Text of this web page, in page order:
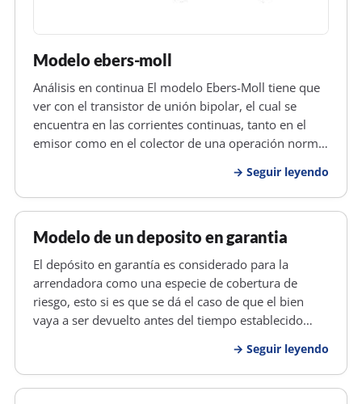
Modelo ebers-moll
Análisis en continua El modelo Ebers-Moll tiene que
ver con el transistor de unión bipolar, el cual se
encuentra en las corrientes continuas, tanto en el
emisor como en el colector de una operación normal
que la corriente interna de base es principalmente
por difusió…
Seguir leyendo
Modelo de un deposito en garantia
El depósito en garantía es considerado para la
arrendadora como una especie de cobertura de
riesgo, esto si es que se dá el caso de que el bien
vaya a ser devuelto antes del tiempo establecido
garantia se pueda cubrir el incumplimiento de las
obligaciones que el arrendat…
Seguir leyendo